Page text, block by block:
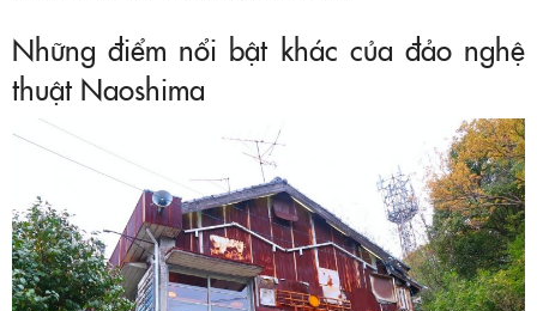
Những điểm nổi bật khác của đảo nghệ
thuật Naoshima